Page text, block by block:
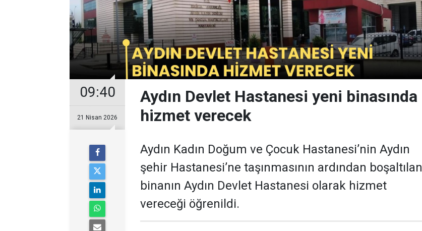
09:40
21 Nisan 2026
Aydın Devlet Hastanesi yeni binasında
hizmet verecek
Aydın Kadın Doğum ve Çocuk Hastanesi’nin Aydın
şehir Hastanesi’ne taşınmasının ardından boşaltılan
binanın Aydın Devlet Hastanesi olarak hizmet
vereceği öğrenildi.